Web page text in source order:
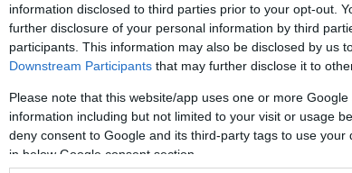
information disclosed to third parties prior to your opt-out.
further disclosure of your personal information by third
participants. This information may also be disclosed by us
Downstream Participants that may further disclose it to
Please note that this website/app uses one or more
information including but not limited to your visit or usage
deny consent to Google and its third-party tags to use
in below Google consent section.